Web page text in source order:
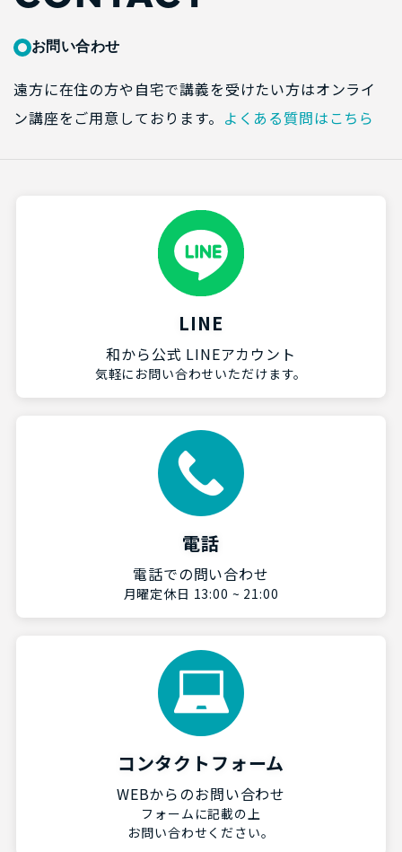
お問い合わせ
遠方に在住の方や自宅で講義を受けたい方はオンライ
ン講座をご用意しております。 よくある質問はこちら
LINE
和から公式 LINEアカウント
気軽にお問い合わせいただけます。
電話
電話での問い合わせ
月曜定休日 13:00 ~ 21:00
コンタクトフォーム
WEBからのお問い合わせ
フォームに記載の上
お問い合わせください。